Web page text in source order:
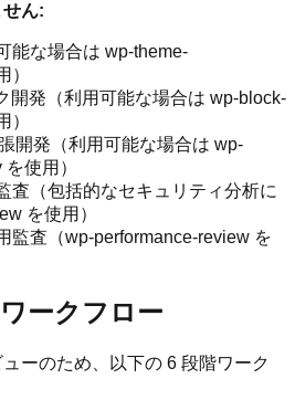
ん:
能な場合は wp-theme-
）
開発（利用可能な場合は wp-block-
）
開発（利用可能な場合は wp-
使用）
査（包括的なセキュリティ分析に
を使用）
監査（wp-performance-review を
ークフロー
ーのため、以下の 6 段階ワーク